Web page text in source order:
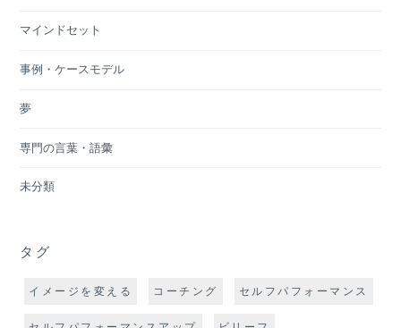
マインドセット
事例・ケースモデル
夢
専門の言葉・語彙
未分類
タグ
イメージを変える コーチング セルフパフォーマンス